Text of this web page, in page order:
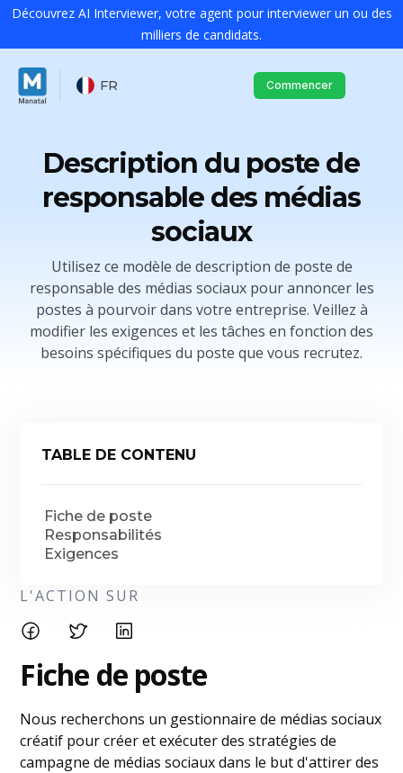
Découvrez AI Interviewer, votre agent pour interviewer un ou des
milliers de candidats.
FR Commencer
Description du poste de
responsable des médias
sociaux
Utilisez ce modèle de description de poste de
responsable des médias sociaux pour annoncer les
postes à pourvoir dans votre entreprise. Veillez à
modifier les exigences et les tâches en fonction des
besoins spécifiques du poste que vous recrutez.
TABLE DE CONTENU
Fiche de poste
Responsabilités
Exigences
L'ACTION SUR
Fiche de poste
Nous recherchons un gestionnaire de médias sociaux
créatif pour créer et exécuter des stratégies de
campagne de médias sociaux dans le but d'attirer des